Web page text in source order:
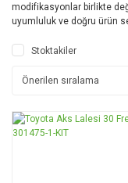
modifikasyonlar birlikte
uyumluluk ve doğru ürün
Stoktakiler